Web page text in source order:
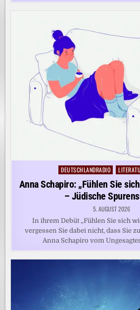
Posted
DEUTSCHLANDRADIO
Anna Schapiro: „Fühlen Sie
– Jüdische
5. AUGUST 2026
In ihrem Debüt „Fühlen Sie sich
vergessen Sie dabei nicht, dass Sie
Anna Schapiro vom